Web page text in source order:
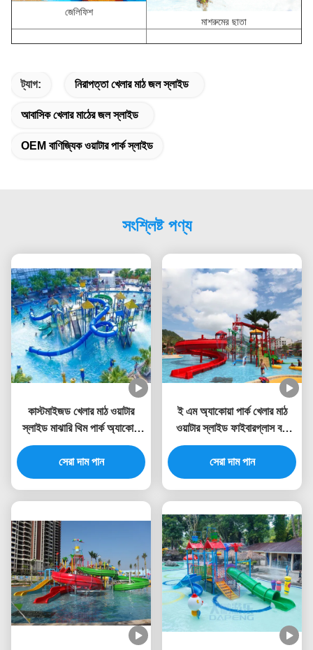
জেলিফিশ
মাশরুমের ছাতা
ট্যাগ: নিরাপত্তা খেলার মাঠ জল স্লাইড
আবাসিক খেলার মাঠের জল স্লাইড
OEM বাণিজ্যিক ওয়াটার পার্ক স্লাইড
সংশ্লিষ্ট পণ্য
কাস্টমাইজড খেলার মাঠ ওয়াটার
স্লাইড মাঝারি থিম পার্ক অ্যাকোয়া
টাওয়ার
সেরা দাম পান
ই এম অ্যাকোয়া পার্ক খেলার মাঠ
ওয়াটার স্লাইড ফাইবারগ্লাস বড়
ওয়াটার বাউন্স হাউস
সেরা দাম পান